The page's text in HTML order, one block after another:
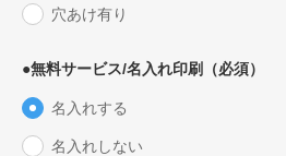
穴あけ有り
●無料サービス/名入れ印刷（必須）
名入れする
名入れしない